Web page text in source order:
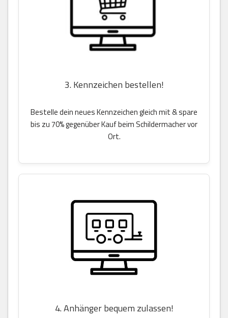
3. Kennzeichen bestellen!
Bestelle dein neues Kennzeichen gleich mit & spare
bis zu 70% gegenüber Kauf beim Schildermacher vor
Ort.
4. Anhänger bequem zulassen!